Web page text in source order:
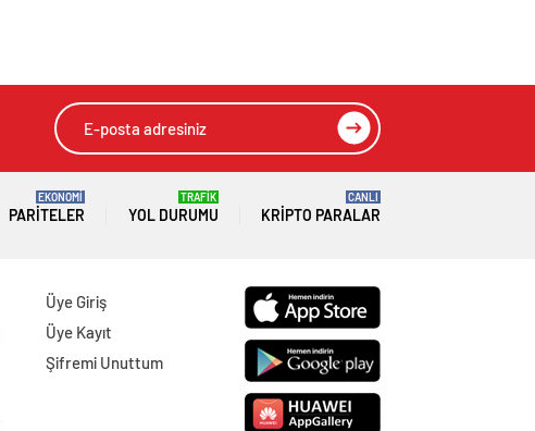
PARITELER
EKONOMİ
YOL DURUMU
TRAFİK
KRIPTO PARALAR
CANLI
Üye Giriş
Üye Kayıt
Şifremi Unuttum